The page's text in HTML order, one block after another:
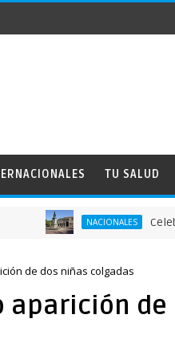
TU SALUD
NACIONALES Celebran
de dos niñas colgadas
aparición de